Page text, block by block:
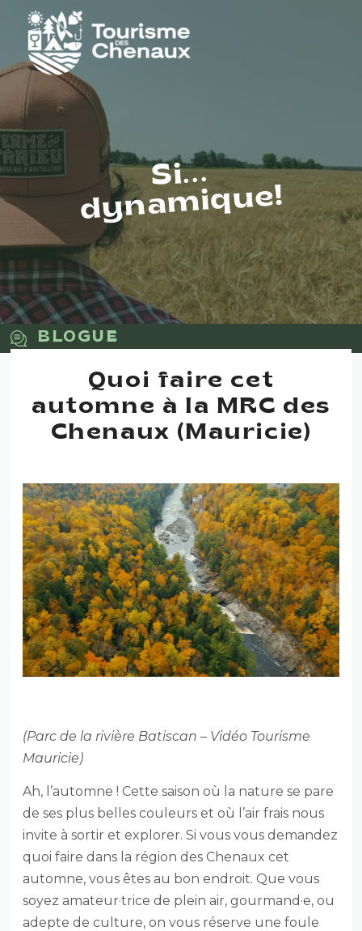
Si...
dynamique!
BLOGUE
Quoi faire cet
automne à la MRC des
Chenaux (Mauricie)
(Parc de la rivière Batiscan – Vidéo Tourisme
Mauricie)
Ah, l’automne ! Cette saison où la nature se pare
de ses plus belles couleurs et où l’air frais nous
invite à sortir et explorer. Si vous vous demandez
quoi faire dans la région des Chenaux cet
automne, vous êtes au bon endroit. Que vous
soyez amateur·trice de plein air, gourmand·e, ou
adepte de culture, on vous réserve une foule